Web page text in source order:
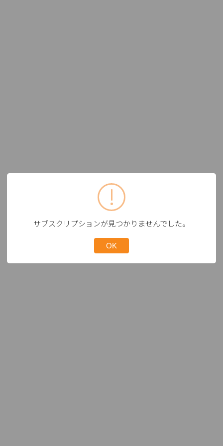
サブスクリプションが見つかりませんでした。
OK